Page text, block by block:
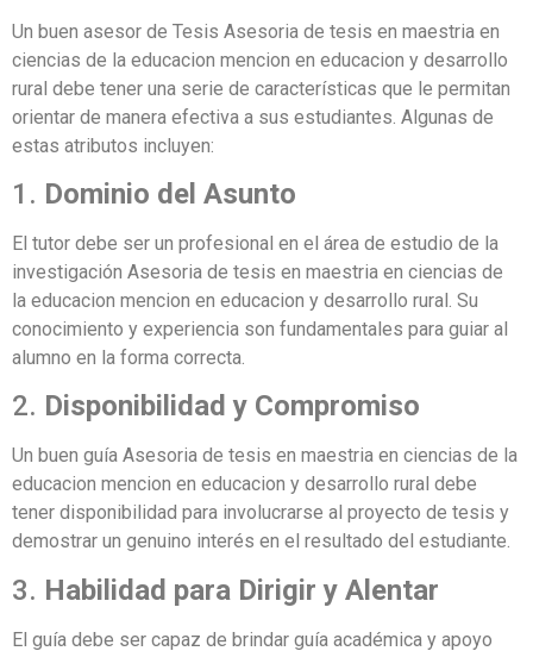
Un buen asesor de Tesis Asesoria de tesis en maestria en
ciencias de la educacion mencion en educacion y desarrollo
rural debe tener una serie de características que le permitan
orientar de manera efectiva a sus estudiantes. Algunas de
estas atributos incluyen:
1. Dominio del Asunto
El tutor debe ser un profesional en el área de estudio de la
investigación Asesoria de tesis en maestria en ciencias de
la educacion mencion en educacion y desarrollo rural. Su
conocimiento y experiencia son fundamentales para guiar al
alumno en la forma correcta.
2. Disponibilidad y Compromiso
Un buen guía Asesoria de tesis en maestria en ciencias de la
educacion mencion en educacion y desarrollo rural debe
tener disponibilidad para involucrarse al proyecto de tesis y
demostrar un genuino interés en el resultado del estudiante.
3. Habilidad para Dirigir y Alentar
El guía debe ser capaz de brindar guía académica y apoyo